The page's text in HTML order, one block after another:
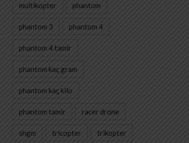
multikopter phantom
phantom 3 phantom 4
phantom 4 tamir
phantom kaç gram
phantom kaç kilo
phantom tamir racer drone
shgm tricopter trikopter